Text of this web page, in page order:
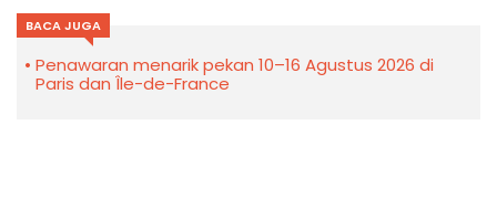
BACA JUGA
Penawaran menarik pekan 10–16 Agustus 2026 di
Paris dan Île-de-France